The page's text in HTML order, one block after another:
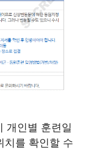
개인별 훈련일
치를 확인할 수